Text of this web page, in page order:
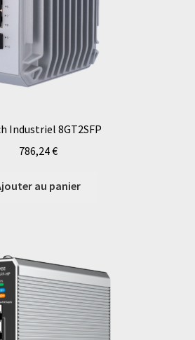
Industriel 8GT2SFP
786,24€
au panier